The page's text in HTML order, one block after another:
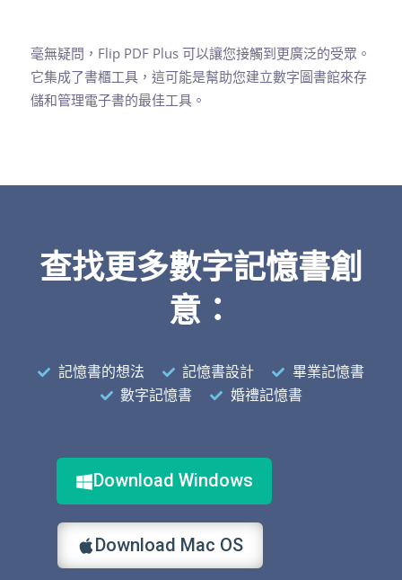
毫無疑問，Flip PDF Plus 可以讓您接觸到更廣泛的受眾。
它集成了書櫃工具，這可能是幫助您建立數字圖書館來存
儲和管理電子書的最佳工具。
查找更多數字記憶書創
意：
記憶書的想法 記憶書設計
畢業記憶書
數字記憶書
婚禮記憶書
Download Windows
Download Mac OS